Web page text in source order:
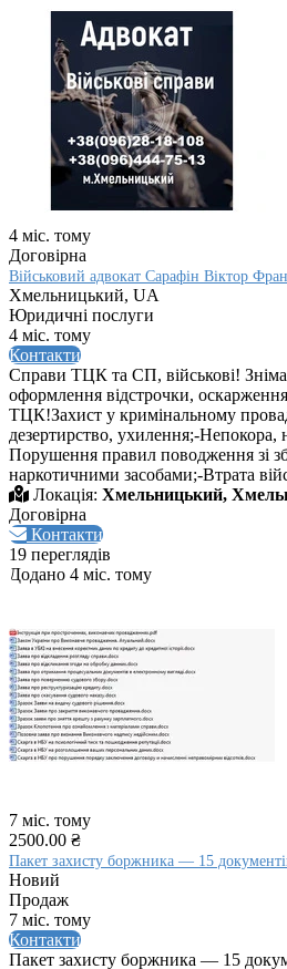
4 міс. тому
Договірна
Військовий адвокат Сарафін Віктор
Хмельницький, UA
Юридичні послуги
4 міс. тому
Контакти
Справи ТЦК та СП, військові!
оформлення відстрочки,
ТЦК!Захист у кримінальному
дезертирство, ухилення;-Непокора,
Порушення правил поводження зі
наркотичними засобами;-Втрата
Локація: Хмельницький,
Договірна
Контакти
19 переглядів
Додано 4 міс. тому
7 міс. тому
2500.00 ₴
Пакет захисту боржника — 15
Новий
Продаж
7 міс. тому
Контакти
Пакет захисту боржника — 15